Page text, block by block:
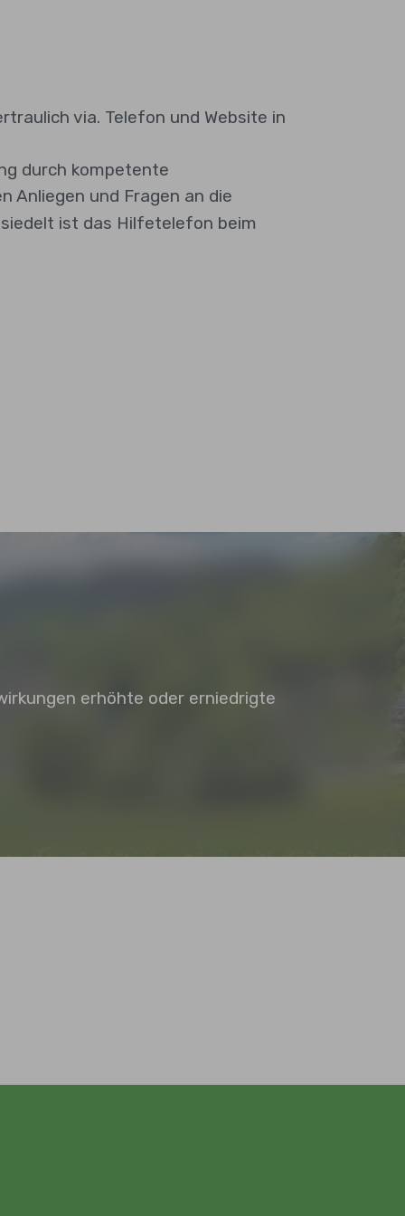
via. Telefon und Website in
durch kompetente
Anliegen und Fragen an die
ist das Hilfetelefon beim
erhöhte oder erniedrigte